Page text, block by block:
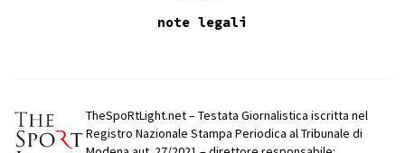
note legali
TheSpoRtLight.net – Testata Giornalistica iscritta nel
Registro Nazionale Stampa Periodica al Tribunale di